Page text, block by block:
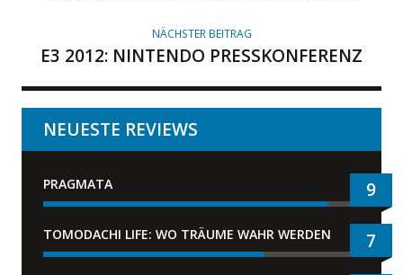
NÄCHSTER BEITRAG
E3 2012: NINTENDO PRESSKONFERENZ
NEUESTE REVIEWS
PRAGMATA 9
TOMODACHI LIFE: WO TRÄUME WAHR WERDEN 7